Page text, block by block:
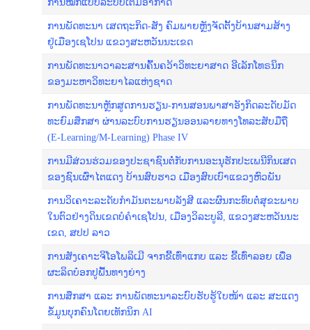
ການ​ໝັກ​ແບບ​ລະ​ບົບ​ເຕີມ​ອາ​ກາດ
ການ​ພັດທະນາ ​ເສດຖະກິດ​-ສັງ ຄົມ​ພາຍຫຼັງຈັດຕັ້ງບ້ານສາມສ້າງ
ຢູ່ເມືອງເຊໂປນ ແຂວງສະຫວັນນະເຂດ
ການພັດທະນາວາລະສານຄົ້ນຄວ້າວິທະຍາສາດ ອີເລັກໂທຣນິກ
ຂອງມະຫາວິທະຍາໄລແຫ່ງຊາດ
ການ​ພັດ​ທະ​ນາ​ຫຼັກ​ສູດ​ການ​ຮຽນ-ການ​ສອນ​ພາ​ສາ​ອັງ​ກິດ​ລະດັບ​ມັດ​
ທະ​ຍົ​ມ​ສຶກ​ສາ ຜ່ານ​ລະ​ບົບ​ການ​ຮຽນ​ອອນ​ລາຍ​ທາງໂທ​ລະ​ສັບ​ມື​ຖື
(E-Learning/M-Learning) Phase IV
ການ​ມີ​ສ່ວນ​ຮ່ວມ​ຂອງ​ປະ​ຊາ​ຊົນ​ຕໍ່​ກັບ​ການ​ອະ​ນຸ​ຮັກ​ປະ​ເພ​ນີກິນ​ເສດ
ຂອງ​ຊົນ​ເຜົ່າ​ໄຕ​ແດງ ບ້ານ​ສົບ​ຮາວ ເມືອງ​ສົບ​ເບົາແຂວງ​ຫົວ​ພັນ
​ການ​​ວິ​ເຄາະ​ລະ​ດັບ​ກຳ​ມັນ​ຕະ​ພາບ​ລັງ​ສີ ແ​ລະ​ຜົນ​ກະ​ທົບ​ຕໍ່​​ສຸ​ຂະ​ພາບ​
ໃນ​ຕົວ​ຢ່າງ​ດິນເຂດ​ບໍ​ຄຳ​ເຊ​ໂປນ, ເມືອງວິ​ລະ​ບູ​ລີ, ແຂວງ​ສະ​ຫວັນ​ນະ​
ເຂດ, ສ​ປ​ປ ​ລາວ
​​ການ​ສັງ​ເຄາະ​ຈິ​ໂອ​ໂພ​ລິ​ເມີ ຈາກ​ຂີ້​ເ​ທົ່າ​ແກບ ແລະ ຂີ້​ເທົ່າ​ລອຍ ເພື່ອ​
ຜະ​ລິດ​ບ໋ອກ​ປູ​ພື້ນ​ທາງ​​ຍ່າງ
ການ​ສຶກ​ສາ ແລະ ການ​ພັດ​ທະ​ນາ​ລະ​ບົບ​ຮັບ​ຮູ້​ໃບ​ໜ້າ ແລະ ສະແດງ​
ຂໍ້​ມູນ​ບຸກ​ຄົນ​ໂດຍ​ເທັກ​ນິກ AI